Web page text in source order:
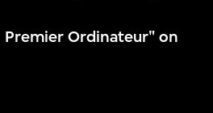
Ordinateur" on